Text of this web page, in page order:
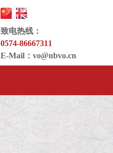
致电热线：
0574-86667311
E-Mail： vo@nbvo.cn